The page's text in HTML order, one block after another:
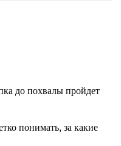
до похвалы пройдет
понимать, за какие